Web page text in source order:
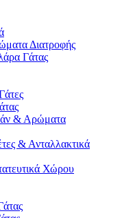
Διατροφής
Γάτας
& Αρώματα
& Ανταλλακτικά
Χώρου